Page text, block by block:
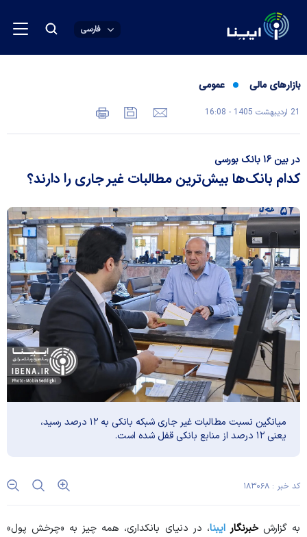
فارسی
بازارهای مالی عمومی
21 ارديبهشت 1405 - 16:08
در بین ۱۶ بانک بورسی
کدام بانک‌ها بیش‌ترین مطالبات غیر جاری را دارند؟
میانگین نسبت مطالبات غیر جاری شبکه بانکی به ۱۲ درصد رسید،
یعنی ۱۲ درصد از منابع بانکی قفل شده است.
کد خبر : ۱۸۳۰۶۸
به گزارشخبرنگارایبنا، در دنیای بانکداری، همه چیز به «چرخش پول»